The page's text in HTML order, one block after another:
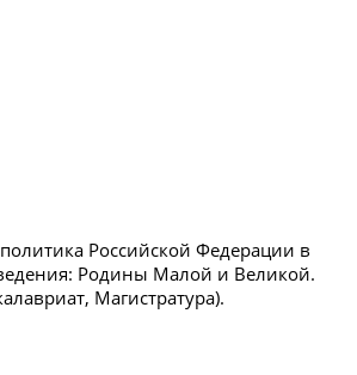
Российской Федерации в
Родины Малой и Великой.
Магистратура).